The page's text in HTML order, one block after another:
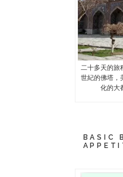
二十多天的旅
世紀的佛塔，
化的大
BASIC